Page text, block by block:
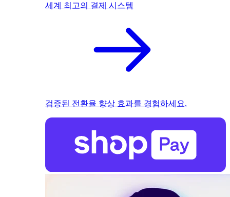
세계 최고의 결제 시스템
검증된 전환율 향상 효과를 경험하세요.